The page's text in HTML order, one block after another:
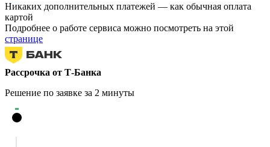
Никаких дополнительных платежей — как обычная оплата
картой
Подробнее о работе сервиса можно посмотреть на этой
странице
Рассрочка от Т-Банка
Решение по заявке за 2 минуты